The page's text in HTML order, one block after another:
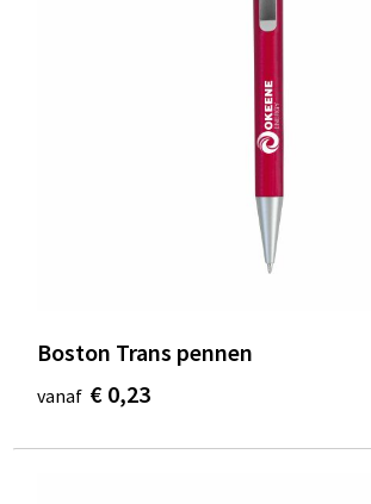
Boston Trans pennen
vanaf € 0,23